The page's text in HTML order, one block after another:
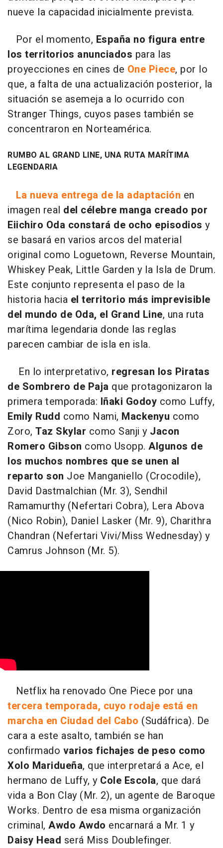
nueve la capacidad inicialmente prevista.
Por el momento, España no figura entre
los territorios anunciados para las
proyecciones en cines de One Piece, por lo
que, a falta de una actualización posterior, la
situación se asemeja a lo ocurrido con
Stranger Things, cuyos pases también se
concentraron en Norteamérica.
RUMBO AL GRAND LINE, UNA RUTA MARÍTIMA
LEGENDARIA
La nueva entrega de la adaptación en
imagen real del célebre manga creado por
Eiichiro Oda constará de ocho episodios y
se basará en varios arcos del material
original como Loguetown, Reverse Mountain,
Whiskey Peak, Little Garden y la Isla de Drum.
Este conjunto representa el paso de la
historia hacia el territorio más imprevisible
del mundo de Oda, el Grand Line, una ruta
marítima legendaria donde las reglas
parecen cambiar de isla en isla.
En lo interpretativo, regresan los Piratas
de Sombrero de Paja que protagonizaron la
primera temporada: Iñaki Godoy como Luffy,
Emily Rudd como Nami, Mackenyu como
Zoro, Taz Skylar como Sanji y Jacon
Romero Gibson como Usopp. Algunos de
los muchos nombres que se unen al
reparto son Joe Manganiello (Crocodile),
David Dastmalchian (Mr. 3), Sendhil
Ramamurthy (Nefertari Cobra), Lera Abova
(Nico Robin), Daniel Lasker (Mr. 9), Charithra
Chandran (Nefertari Vivi/Miss Wednesday) y
Camrus Johnson (Mr. 5).
Netflix ha renovado One Piece por una
tercera temporada, cuyo rodaje está en
marcha en Ciudad del Cabo (Sudáfrica). De
cara a este asalto, también se han
confirmado varios fichajes de peso como
Xolo Maridueña, que interpretará a Ace, el
hermano de Luffy, y Cole Escola, que dará
vida a Bon Clay (Mr. 2), un agente de Baroque
Works. Dentro de esa misma organización
criminal, Awdo Awdo encarnará a Mr. 1 y
Daisy Head será Miss Doublefinger.